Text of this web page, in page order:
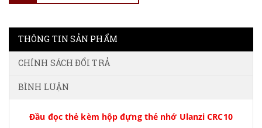
THÔNG TIN SẢN PHẨM
CHÍNH SÁCH ĐỔI TRẢ
BÌNH LUẬN
Đầu đọc thẻ kèm hộp đựng thẻ nhớ Ulanzi CRC10